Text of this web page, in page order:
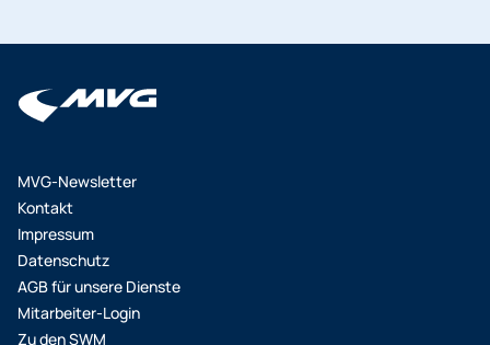
MVG-Newsletter
Kontakt
Impressum
Datenschutz
AGB für unsere Dienste
Mitarbeiter-Login
Zu den SWM